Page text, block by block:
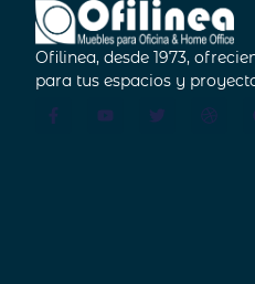
Ofilinea, desde 1973,
para tus espacios y